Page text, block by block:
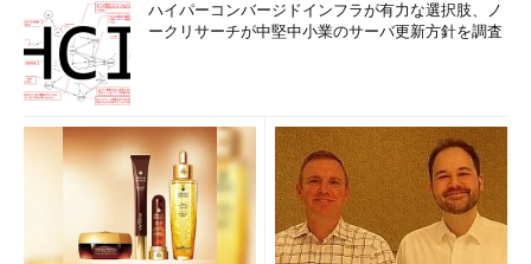
ハイパーコンバージドインフラが有力な選択肢、ノ
ークリサーチが中堅中小業のサーバ更新方針を調査